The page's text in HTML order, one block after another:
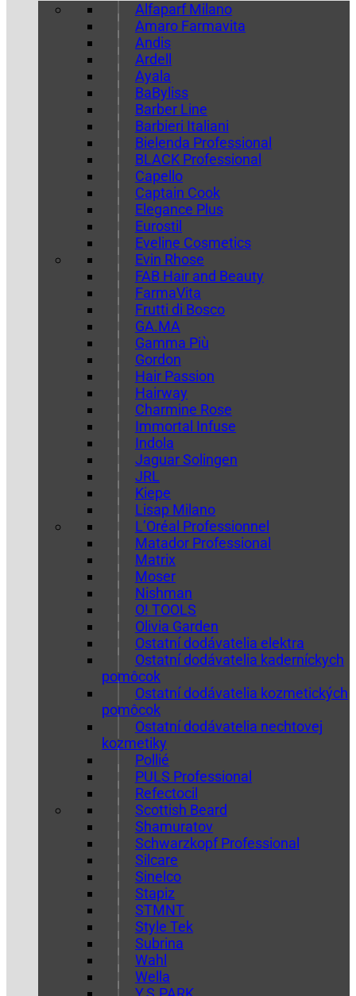
Alfaparf Milano
Amaro Farmavita
Andis
Ardell
Ayala
BaByliss
Barber Line
Barbieri Italiani
Bielenda Professional
BLACK Professional
Capello
Captain Cook
Elegance Plus
Eurostil
Eveline Cosmetics
Evin Rhose
FAB Hair and Beauty
FarmaVita
Frutti di Bosco
GA.MA
Gamma Più
Gordon
Hair Passion
Hairway
Charmine Rose
Immortal Infuse
Indola
Jaguar Solingen
JRL
Kiepe
Lisap Milano
L’Oréal Professionnel
Matador Professional
Matrix
Moser
Nishman
O! TOOLS
Olivia Garden
Ostatní dodávatelia elektra
Ostatní dodávatelia kaderníckych
pomôcok
Ostatní dodávatelia kozmetických
pomôcok
Ostatní dodávatelia nechtovej
kozmetiky
Pollié
PULS Professional
Refectocil
Scottish Beard
Shamuratov
Schwarzkopf Professional
Silcare
Sinelco
Stapiz
STMNT
Style Tek
Subrina
Wahl
Wella